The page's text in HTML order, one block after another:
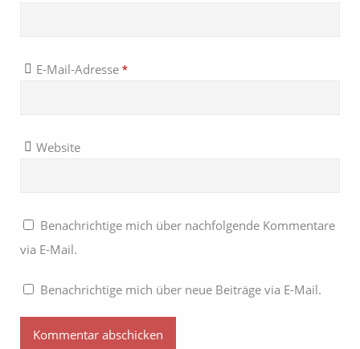
E-Mail-Adresse *
Website
Benachrichtige mich über nachfolgende Kommentare
via E-Mail.
Benachrichtige mich über neue Beiträge via E-Mail.